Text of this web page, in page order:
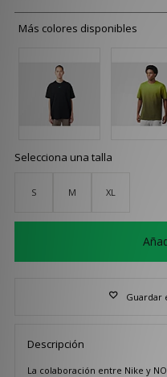
Más colores disponibles
Selecciona una talla
S M XL
Guardar
Descripción
La colaboración entre Nike y